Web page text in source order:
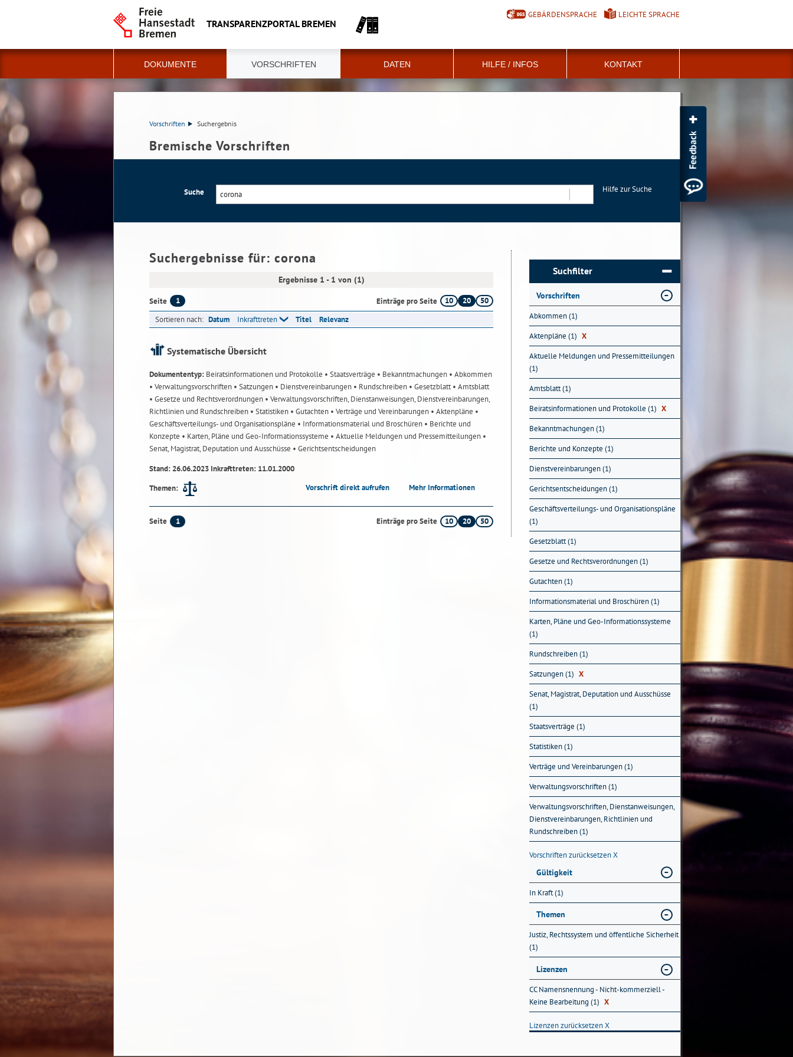
TRANSPARENZPORTAL BREMEN
GEBÄRDENSPRACHE LEICHTE SPRACHE
DOKUMENTE VORSCHRIFTEN DATEN HILFE / INFOS KONTAKT
Vorschriften Suchergebnis
Bremische Vorschriften
Suche
Hilfe zur Suche
Suchergebnisse für: corona
Ergebnisse 1 - 1 von (1)
Seite 1 Einträge pro Seite 10 20
50
Sortieren nach: Datum Inkrafttreten Titel Relevanz
Systematische Übersicht
Dokumententyp: Beiratsinformationen und Protokolle • Staatsverträge • Bekanntmachungen • Abkommen
• Verwaltungsvorschriften • Satzungen • Dienstvereinbarungen • Rundschreiben • Gesetzblatt• Amtsblatt
• Gesetze und Rechtsverordnungen • Verwaltungsvorschriften, Dienstanweisungen, Dienstvereinbarungen,
Richtlinien und Rundschreiben • Statistiken • Gutachten • Verträge und Vereinbarungen • Aktenpläne •
Geschäftsverteilungs- und Organisationspläne • Informationsmaterial und Broschüren • Berichte und
Konzepte • Karten, Pläne und Geo-Informationssysteme • Aktuelle Meldungen und Pressemitteilungen •
Senat, Magistrat, Deputation und Ausschüsse • Gerichtsentscheidungen
Stand: 26.06.2023 Inkrafttreten: 11.01.2000
Themen:
Vorschrift direkt aufrufen Mehr Informationen
Seite 1 Einträge pro Seite 10 20 50
Suchfilter
Vorschriften
Abkommen (1)
Aktenpläne (1) X
Aktuelle Meldungen und Pressemitteilungen
(1)
Amtsblatt (1)
Beiratsinformationen und Protokolle (1) X
Bekanntmachungen (1)
Berichte und Konzepte (1)
Dienstvereinbarungen (1)
Gerichtsentscheidungen (1)
Geschäftsverteilungs- und Organisationspläne
(1)
Gesetzblatt (1)
Gesetze und Rechtsverordnungen (1)
Gutachten (1)
Informationsmaterial und Broschüren (1)
Karten, Pläne und Geo-Informationssysteme
(1)
Rundschreiben (1)
Satzungen (1) X
Senat, Magistrat, Deputation und Ausschüsse
(1)
Staatsverträge (1)
Statistiken (1)
Verträge und Vereinbarungen (1)
Verwaltungsvorschriften (1)
Verwaltungsvorschriften, Dienstanweisungen,
Dienstvereinbarungen, Richtlinien und
Rundschreiben (1)
Vorschriften zurücksetzenX
Gültigkeit
In Kraft (1)
Themen
Justiz, Rechtssystem und öffentliche Sicherheit
(1)
Lizenzen
CC Namensnennung - Nicht-kommerziell -
Keine Bearbeitung (1) X
Lizenzen zurücksetzenX